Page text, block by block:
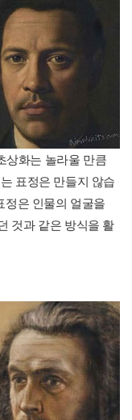
상화는 놀라울 만큼
표정은 만들지 않습
정은 인물의 얼굴을
것과 같은 방식을 활